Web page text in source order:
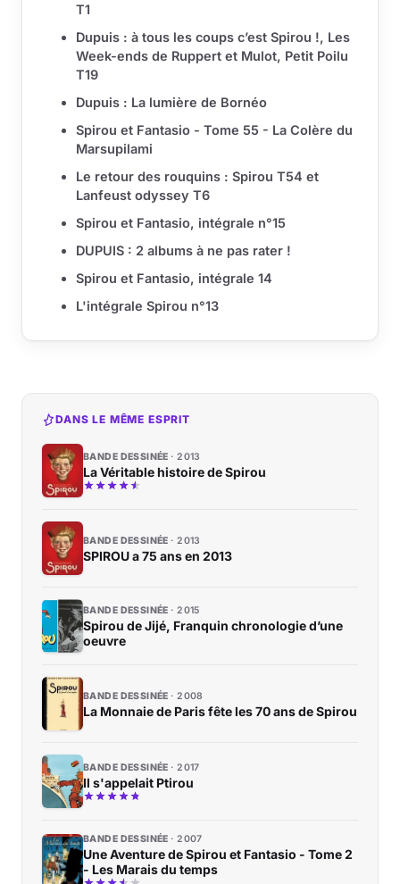
T1
Dupuis : à tous les coups c’est Spirou !, Les
Week-ends de Ruppert et Mulot, Petit Poilu
T19
Dupuis : La lumière de Bornéo
Spirou et Fantasio - Tome 55 - La Colère du
Marsupilami
Le retour des rouquins : Spirou T54 et
Lanfeust odyssey T6
Spirou et Fantasio, intégrale n°15
DUPUIS : 2 albums à ne pas rater !
Spirou et Fantasio, intégrale 14
L'intégrale Spirou n°13
DANS LE MÊME ESPRIT
BANDE DESSINÉE 2013
La Véritable histoire de Spirou
BANDE DESSINÉE 2013
SPIROU a 75 ans en 2013
BANDE DESSINÉE 2015
Spirou de Jijé, Franquin chronologie d’une
oeuvre
BANDE DESSINÉE 2008
La Monnaie de Paris fête les 70 ans de Spirou
BANDE DESSINÉE 2017
Il s'appelait Ptirou
BANDE DESSINÉE 2007
Une Aventure de Spirou et Fantasio - Tome 2
- Les Marais du temps